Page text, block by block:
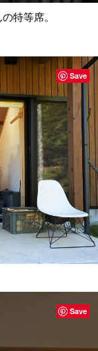
特等席。
Save
Save